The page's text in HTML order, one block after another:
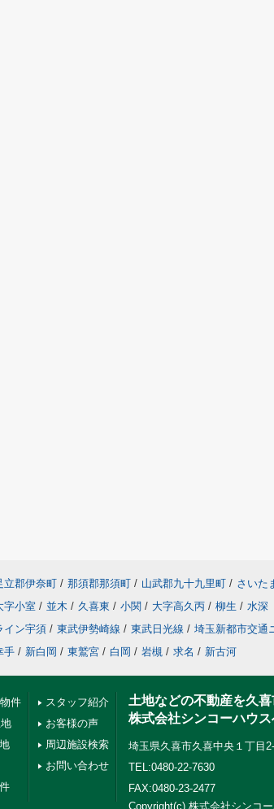
立郡伊奈町 / 那須郡那須町 / 山武郡九十九里町 / さいた
字小室 / 並木 / 久喜東 / 小関 / 大字高久丙 / 柳生 / 水深
イン宇須 / 東武伊勢崎線 / 東武日光線 / 埼玉新都市交通
手 / 新白岡 / 東鷲宮 / 白岡 / 岩槻 / 求名 / 新古河
件
スタッフ紹介
お客様の声
周辺施設検索
お問い合わせ
土地などの不動産を久
株式会社シンコーハウス
埼玉県久喜市久喜中央１丁目
TEL:0480-22-7630
FAX:0480-23-2477
Copyright(c) 株式会社シンコ